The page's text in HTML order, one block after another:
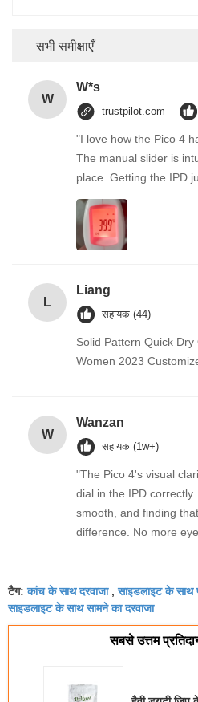
सभी समीक्षाएँ
W
W*s
trustpilot.com
"I love how the Pico 4
The manual slider is
place. Getting the IPD
L
Liang
सहायक (44)
Solid Pattern Quick
Women 2023
W
Wanzan
सहायक (1w+)
"The Pico 4's visual
dial in the IPD
smooth, and finding
difference. No more
fantastic once you dial
manual adjustment is
sweet spot makes all
strain during long
visual clarity is fantastic
टैग:कांच के साथ दरवाजा,साइडलाइट के साथ
साइडलाइट के साथ सामने का दरवाजा
सबसे उत्तम